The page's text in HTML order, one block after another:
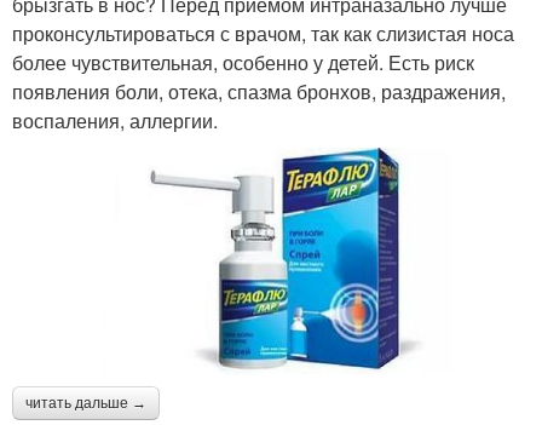
проконсультироваться с врачом, так как слизистая носа
более чувствительная, особенно у детей. Есть риск
появления боли, отека, спазма бронхов, раздражения,
воспаления, аллергии.
читать дальше →